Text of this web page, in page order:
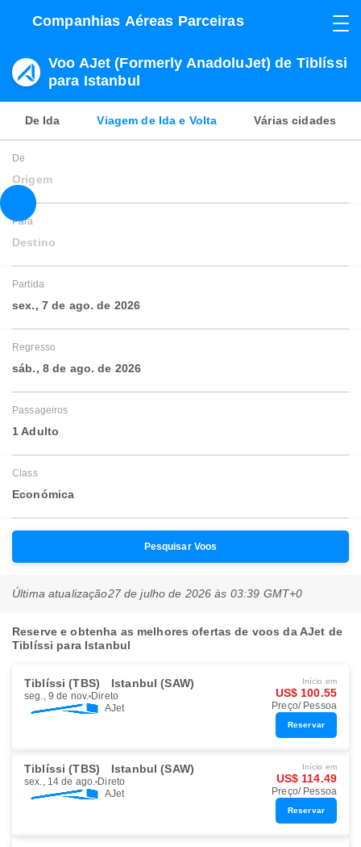
Companhias Aéreas Parceiras
Voo AJet (Formerly AnadoluJet) de Tiblíssi
para Istanbul
De Ida Viagem de Ida e Volta Várias cidades
De
Origem
Para
Destino
Partida
sex., 7 de ago. de 2026
Regresso
sáb., 8 de ago. de 2026
Passageiros
1 Adulto
Class
Económica
Pesquisar Voos
Última atualização27 de julho de 2026 às 03:39 GMT+0
Reserve e obtenha as melhores ofertas de voos da AJet de
Tiblíssi para Istanbul
Tiblíssi (TBS) Istanbul (SAW)
seg., 9 de nov. Direto
AJet
Início em
US$ 100.55
Preço/ Pessoa
Reservar
Tiblíssi (TBS) Istanbul (SAW)
sex., 14 de ago. Direto
AJet
Início em
US$ 114.49
Preço/ Pessoa
Reservar